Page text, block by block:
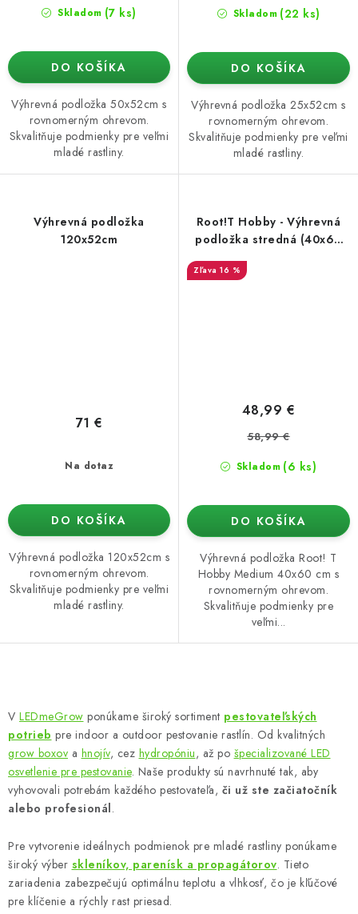
Skladom (7 ks)
DO KOŠÍKA
Výhrevná podložka 50x52cm s
rovnomerným ohrevom.
Skvalitňuje podmienky pre veľmi
mladé rastliny.
Skladom (22 ks)
DO KOŠÍKA
Výhrevná podložka 25x52cm s
rovnomerným ohrevom.
Skvalitňuje podmienky pre veľmi
mladé rastliny.
Výhrevná podložka
120x52cm
Na dotaz
71 €
DO KOŠÍKA
Výhrevná podložka 120x52cm s
rovnomerným ohrevom.
Skvalitňuje podmienky pre veľmi
mladé rastliny.
Root!T Hobby - Výhrevná
podložka stredná (40x60
16 %
Skladom (6 ks)
48,99 €
58,99 €
DO KOŠÍKA
Výhrevná podložka Root! T
Hobby Medium 40x60 cm s
rovnomerným ohrevom.
Skvalitňuje podmienky pre
veľmi...
v
l
á
d
a
c
i
e
p
r
V LEDmeGrow ponúkame široký sortiment pestovateľských
potrieb pre indoor a outdoor pestovanie rastlín. Od kvalitných
grow boxov a hnojív, cez hydropóniu, až po špecializované LED
osvetlenie pre pestovanie. Naše produkty sú navrhnuté tak, aby
vyhovovali potrebám každého pestovateľa, či už ste začiatočník
alebo profesionál.
Pre vytvorenie ideálnych podmienok pre mladé rastliny ponúkame
široký výber skleníkov, parenísk a propagátorov. Tieto
zariadenia zabezpečujú optimálnu teplotu a vlhkosť, čo je kľúčové
pre klíčenie a rýchly rast priesad.